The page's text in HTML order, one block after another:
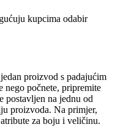
kupcima odabir
proizvod s padajućim
nego počnete, pripremite
postavljen na jednu od
proizvoda. Na primjer,
za boju i veličinu.